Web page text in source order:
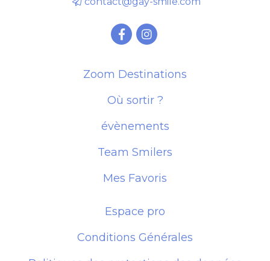
Zoom Destinations
Où sortir ?
évènements
Team Smilers
Mes Favoris
Espace pro
Conditions Générales